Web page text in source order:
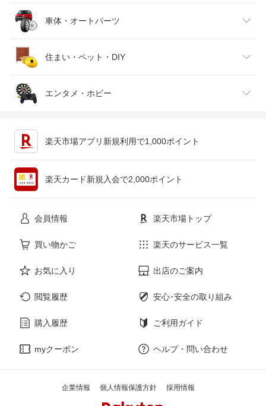
靴
腕時計
ジュエリー・アクセサリー
日本酒・焼酎
TV・オーディオ・カメラ
スマートフォン・タブレット
パソコン・周辺機器
スポーツ・アウトドア
ゴルフ
車体・オートパーツ
車用品・バイク用品
車・バイク
住まい・ペット・DIY
インテリア・寝具・収納
エンタメ・ホビー
本・雑誌・コミック
楽天市場アプリ新規利用で1,000ポイント
楽天カード新規入会で2,000ポイント
会員情報 楽天市場トップ
買い物かご 楽天のサービス一覧
お気に入り 出店のご案内
閲覧履歴 安心･安全の取り組み
購入履歴 ご利用ガイド
myクーポン ヘルプ・問い合わせ
企業情報 個人情報保護方針 採用情報